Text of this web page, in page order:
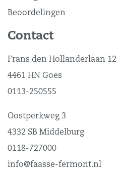
Beoordelingen
Contact
Frans den Hollanderlaan 12
4461 HN Goes
0113-250555
Oostperkweg 3
4332 SB Middelburg
0118-727000
info@faasse-fermont.nl